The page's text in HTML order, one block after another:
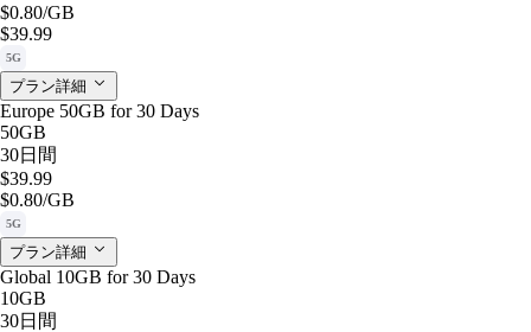
$0.80/GB
$39.99
5G
プラン詳細
Europe 50GB for 30 Days
50GB
30日間
$39.99
$0.80/GB
5G
プラン詳細
Global 10GB for 30 Days
10GB
30日間